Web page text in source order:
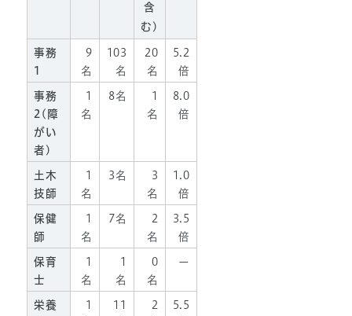
含
む)
事務
1
9
名
103
名
20
名
5.2
倍
事務
2(障
がい
者)
1
名
8名
1
名
8.0
倍
土木
技師
1
名
3名
3
名
1.0
倍
保健
師
1
名
7名
2
名
3.5
倍
保育
士
1
名
1
名
0
名
ー
栄養
1
11
2
5.5